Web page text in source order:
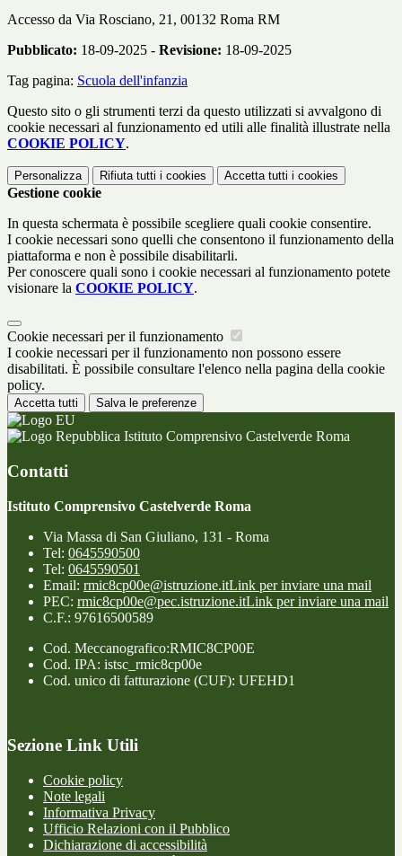
Accesso da Via Rosciano, 21, 00132 Roma RM
Pubblicato: 18-09-2025 - Revisione: 18-09-2025
Tag pagina: Scuola dell'infanzia
Questo sito o gli strumenti terzi da questo utilizzati si avvalgono di
cookie necessari al funzionamento ed utili alle finalità illustrate nella
COOKIE POLICY.
Personalizza Rifiuta tutti i cookies Accetta tutti i cookies
Gestione cookie
In questa schermata è possibile scegliere quali cookie consentire.
I cookie necessari sono quelli che consentono il funzionamento della
piattaforma e non è possibile disabilitarli.
Per conoscere quali sono i cookie necessari al funzionamento potete
visionare la COOKIE POLICY.
Cookie necessari per il funzionamento
I cookie necessari per il funzionamento non possono essere
disabilitati. È possibile consultare l'elenco nella pagina della cookie
policy.
Accetta tutti Salva le preferenze
Istituto Comprensivo Castelverde Roma
Contatti
Istituto Comprensivo Castelverde Roma
Via Massa di San Giuliano, 131 - Roma
Tel: 0645590500
Tel: 0645590501
Email: rmic8cp00e@istruzione.itLink per inviare una mail
PEC: rmic8cp00e@pec.istruzione.itLink per inviare una mail
C.F.: 97616500589
Cod. Meccanografico:RMIC8CP00E
Cod. IPA: istsc_rmic8cp00e
Cod. unico di fatturazione (CUF): UFEHD1
Sezione Link Utili
Cookie policy
Note legali
Informativa Privacy
Ufficio Relazioni con il Pubblico
Dichiarazione di accessibilità